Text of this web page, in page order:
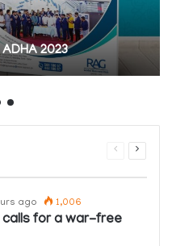
2023
Previous
Next
ago 1,006
calls for a war-free